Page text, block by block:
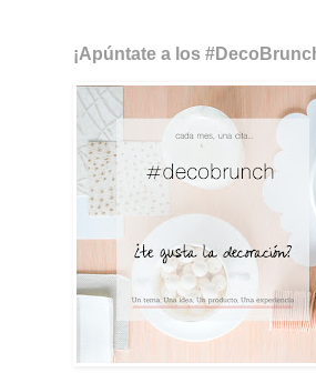
¡Apúntate a los